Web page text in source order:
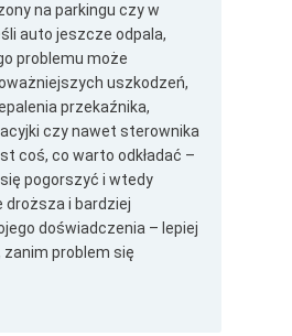
na parkingu czy w
auto jeszcze odpala,
problemu może
uszkodzeń,
przekaźnika,
czy nawet sterownika
coś, co warto odkładać –
pogorszyć i wtedy
droższa i bardziej
doświadczenia – lepiej
zanim problem się